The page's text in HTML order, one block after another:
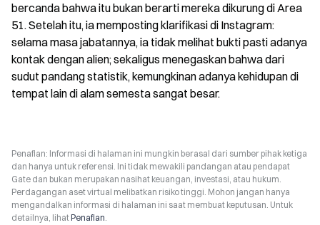
bercanda bahwa itu bukan berarti mereka dikurung di Area
51. Setelah itu, ia memposting klarifikasi di Instagram:
selama masa jabatannya, ia tidak melihat bukti pasti adanya
kontak dengan alien; sekaligus menegaskan bahwa dari
sudut pandang statistik, kemungkinan adanya kehidupan di
tempat lain di alam semesta sangat besar.
Penafian: Informasi di halaman ini mungkin berasal dari sumber pihak ketiga
dan hanya untuk referensi. Ini tidak mewakili pandangan atau pendapat
Gate dan bukan merupakan nasihat keuangan, investasi, atau hukum.
Perdagangan aset virtual melibatkan risiko tinggi. Mohon jangan hanya
mengandalkan informasi di halaman ini saat membuat keputusan. Untuk
detailnya, lihatPenafian.